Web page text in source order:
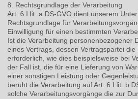
8. Rechtsgrundlage der Verarbeitung
Art. 6 I lit. a DS-GVO dient unserem
Rechtsgrundlage für
Einwilligung für einen bestimmten
Ist die Verarbeitung personenbezogener
eines Vertrags, dessen Vertragspartei die
erforderlich, wie dies beispielsweise bei
der Fall ist, die für eine Lieferung von
einer sonstigen Leistung oder
beruht die Verarbeitung auf Art. 6 I lit. b
solche Verarbeitungsvorgänge die zur